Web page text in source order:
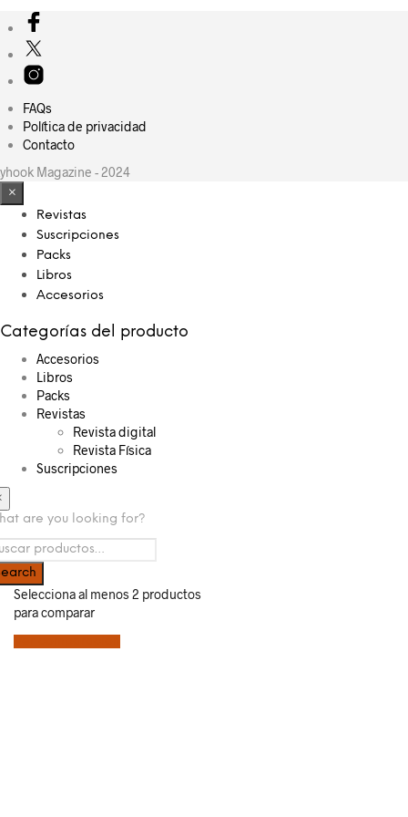
FAQs
Política de privacidad
Contacto
Magazine - 2024
×
Revistas
Suscripciones
Packs
Libros
Accesorios
Categorías del producto
Accesorios
Libros
Packs
Revistas
Revista digital
Revista Física
Suscripciones
are you looking for?
Selecciona al menos 2 productos
para comparar